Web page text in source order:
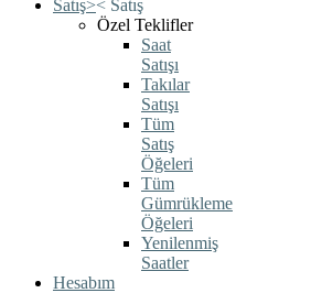
Satış>< Satış
Özel Teklifler
Saat
Satışı
Takılar
Satışı
Tüm
Satış
Öğeleri
Tüm
Gümrükleme
Öğeleri
Yenilenmiş
Saatler
Hesabım